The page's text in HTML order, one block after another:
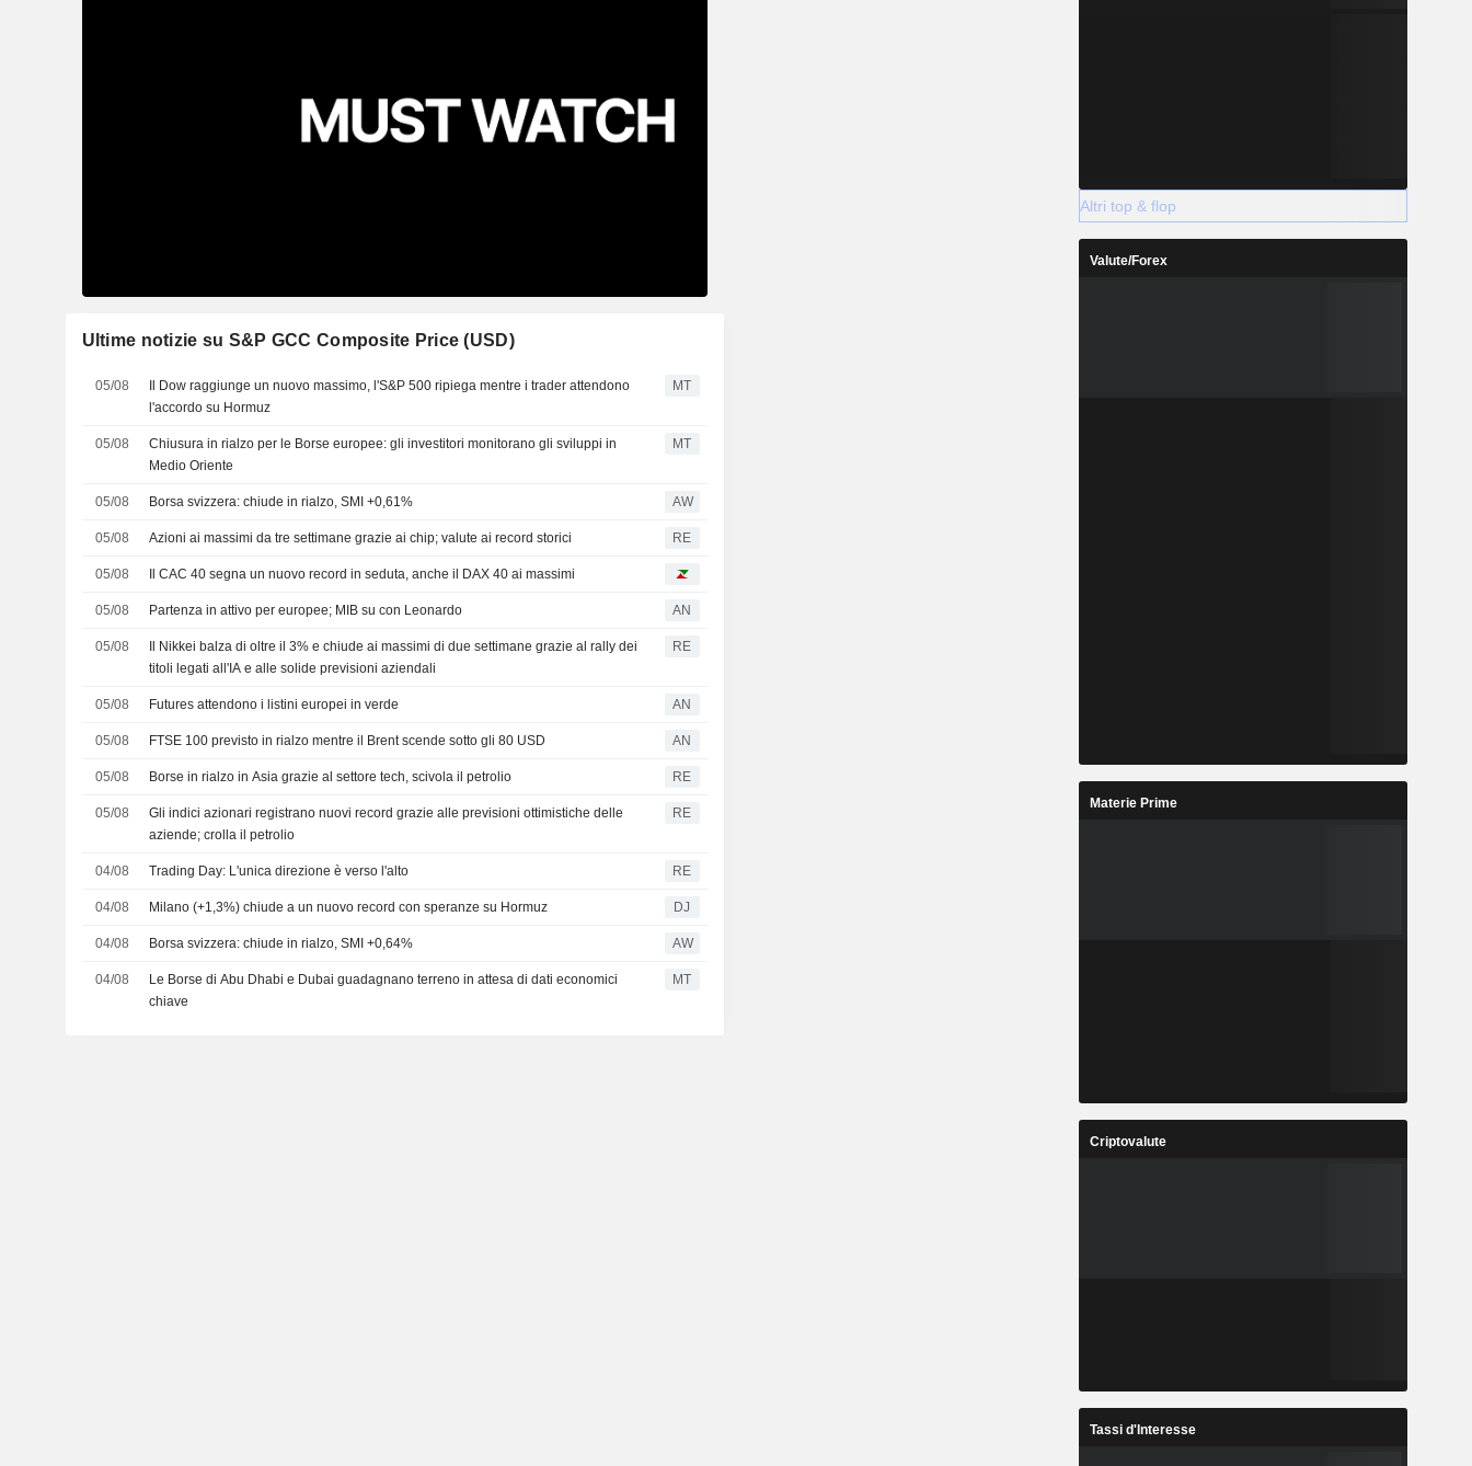
Ultime notizie su S&P GCC Composite Price (USD)
05/08
Il Dow raggiunge un nuovo massimo, l'S&P 500 ripiega mentre i trader attendono
l'accordo su Hormuz
MT
05/08
Chiusura in rialzo per le Borse europee: gli investitori monitorano gli sviluppi in
Medio Oriente
MT
05/08 Borsa svizzera: chiude in rialzo, SMI +0,61% AW
05/08 Azioni ai massimi da tre settimane grazie ai chip; valute ai record storici RE
05/08 Il CAC 40 segna un nuovo record in seduta, anche il DAX 40 ai massimi
05/08 Partenza in attivo per europee; MIB su con Leonardo AN
05/08
Il Nikkei balza di oltre il 3% e chiude ai massimi di due settimane grazie al rally dei
titoli legati all'IA e alle solide previsioni aziendali
RE
05/08 Futures attendono i listini europei in verde AN
05/08 FTSE 100 previsto in rialzo mentre il Brent scende sotto gli 80 USD AN
05/08 Borse in rialzo in Asia grazie al settore tech, scivola il petrolio RE
05/08
Gli indici azionari registrano nuovi record grazie alle previsioni ottimistiche delle
aziende; crolla il petrolio
RE
04/08 Trading Day: L'unica direzione è verso l'alto RE
04/08 Milano (+1,3%) chiude a un nuovo record con speranze su Hormuz DJ
04/08 Borsa svizzera: chiude in rialzo, SMI +0,64% AW
04/08
Le Borse di Abu Dhabi e Dubai guadagnano terreno in attesa di dati economici
chiave
MT
Altri top & flop
Valute/Forex
Materie Prime
Criptovalute
Tassi d'Interesse